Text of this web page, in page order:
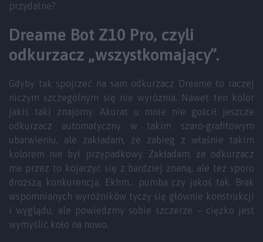
przydatne?
Dreame Bot Z10 Pro, czyli
odkurzacz „wszystkomający”.
Gdyby tak spojrzeć na sam odkurzacz Dreame to raczej
niczym szczególnym się nie wyróżnia. Nawet ten kolor
jakiś taki znajomy. Akurat u mnie nie gościł jeszcze
odkurzacz automatyczny w takim szaro-grafitowym
ubarwieniu, ale zakładam, że zabieg z właśnie takim
kolorem nie był przypadkowy. Zakładam, że odkurzacz
ma przez to kojarzyć się z bardziej znaną, ale też sporo
droższą konkurencją. Ekhm… pumba czy jakoś tak. Brak
wspomnianych wyróżników tyczy się głównie konstrukcji
i wyglądu, ale powiedzmy sobie szczerze – ciężko jest
wymyślić koło na nowo.